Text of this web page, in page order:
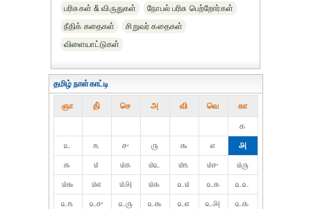
பரிசுகள் & விருதுகள்
நோபல் பரிசு‎ பெற்றோர்‎கள்
நீதிக் கதைகள்
சிறுவர் கதைகள்
விளையாட்டுகள்
தமிழ் நாள்காட்டி
ஞா தி் செ அ வி வெ கா
௧
௨
௩ ௪ ௫ ௬ ௭
௮
௯
௰ ௰௧ ௰௨ ௰௩ ௰௪
௰௫
௰௬
௰௭ ௰௮ ௰௯ ௨௰ ௨௧
௨௨
௨௩
௨௪ ௨௫ ௨௬ ௨௭ ௨௮
௨௯